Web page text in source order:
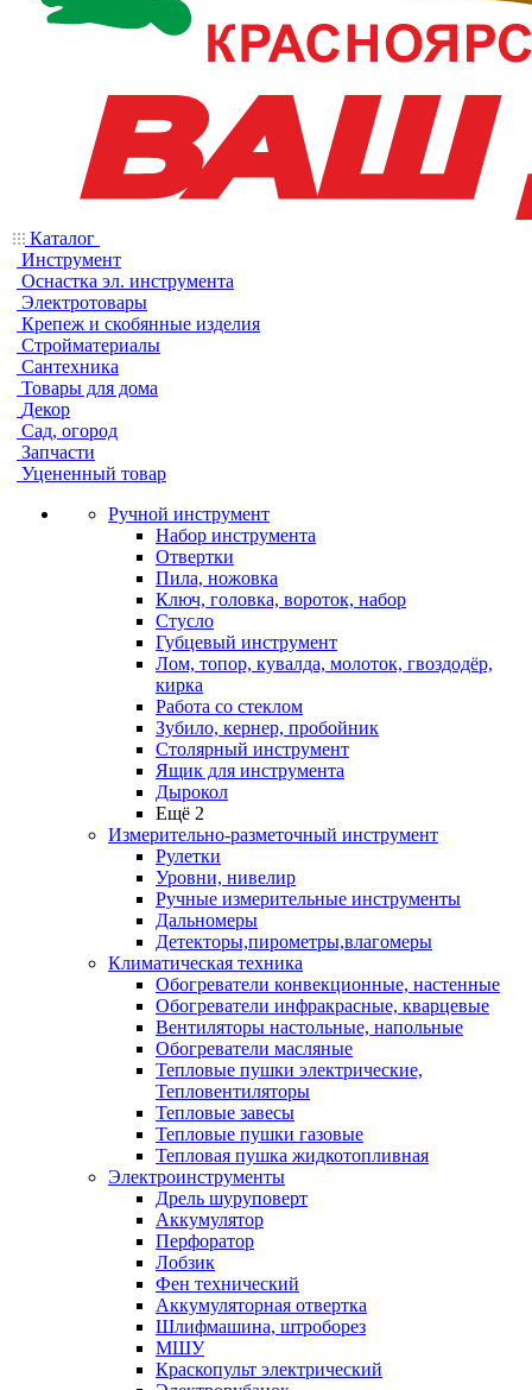
Каталог
Инструмент
Оснастка эл. инструмента
Электротовары
Крепеж и скобянные изделия
Стройматериалы
Сантехника
Товары для дома
Декор
Сад, огород
Запчасти
Уцененный товар
Ручной инструмент
Набор инструмента
Отвертки
Пила, ножовка
Ключ, головка, вороток, набор
Стусло
Губцевый инструмент
Лом, топор, кувалда, молоток, гвоздодёр,
кирка
Работа со стеклом
Зубило, кернер, пробойник
Столярный инструмент
Ящик для инструмента
Дырокол
Ещё 2
Измерительно-разметочный инструмент
Рулетки
Уровни, нивелир
Ручные измерительные инструменты
Дальномеры
Детекторы,пирометры,влагомеры
Климатическая техника
Обогреватели конвекционные, настенные
Обогреватели инфракрасные, кварцевые
Вентиляторы настольные, напольные
Обогреватели масляные
Тепловые пушки электрические,
Тепловентиляторы
Тепловые завесы
Тепловые пушки газовые
Тепловая пушка жидкотопливная
Электроинструменты
Дрель шуруповерт
Аккумулятор
Перфоратор
Лобзик
Фен технический
Аккумуляторная отвертка
Шлифмашина, штроборез
МШУ
Краскопульт электрический